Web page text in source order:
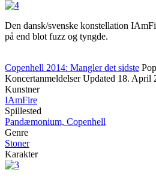
Den dansk/svenske konstellation
på end blot fuzz og tyngde.
Copenhell 2014: Mangler det sidste
Koncertanmeldelser Updated 18. April
Kunstner
IAmFire
Spillested
Pandæmonium, Copenhell
Genre
Stoner
Karakter